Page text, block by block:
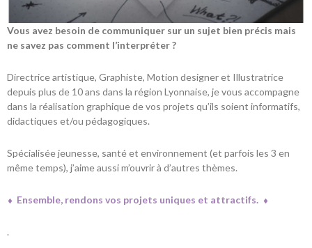
Vous avez besoin de communiquer sur un sujet bien précis mais
ne savez pas comment l’interpréter ?
Directrice artistique, Graphiste, Motion designer et Illustratrice
depuis plus de 10 ans dans la région Lyonnaise, je vous accompagne
dans la réalisation graphique de vos projets qu’ils soient informatifs,
didactiques et/ou pédagogiques.
Spécialisée jeunesse, santé et environnement (et parfois les 3 en
même temps), j’aime aussi m’ouvrir à d’autres thèmes.
⬧ Ensemble, rendons vos projets uniques et attractifs. ⬧
.